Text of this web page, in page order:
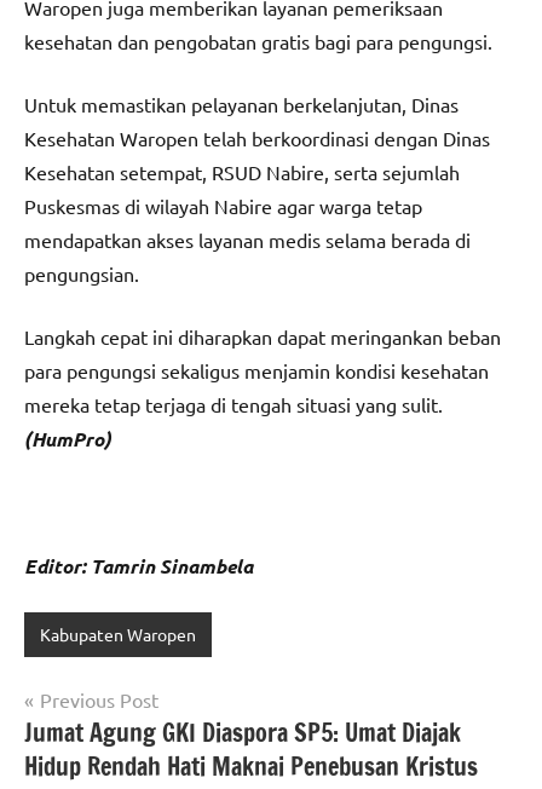
Waropen juga memberikan layanan pemeriksaan
kesehatan dan pengobatan gratis bagi para pengungsi.
Untuk memastikan pelayanan berkelanjutan, Dinas
Kesehatan Waropen telah berkoordinasi dengan Dinas
Kesehatan setempat, RSUD Nabire, serta sejumlah
Puskesmas di wilayah Nabire agar warga tetap
mendapatkan akses layanan medis selama berada di
pengungsian.
Langkah cepat ini diharapkan dapat meringankan beban
para pengungsi sekaligus menjamin kondisi kesehatan
mereka tetap terjaga di tengah situasi yang sulit.
(HumPro)
Editor: Tamrin Sinambela
Kabupaten Waropen
Navigasi
pos
Previous Post
Jumat Agung GKI Diaspora SP5: Umat Diajak
Hidup Rendah Hati Maknai Penebusan Kristus